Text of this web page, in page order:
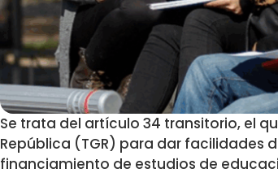
Se trata del artículo 34 transitorio, el
República (TGR) para dar facilidades
financiamiento de estudios de